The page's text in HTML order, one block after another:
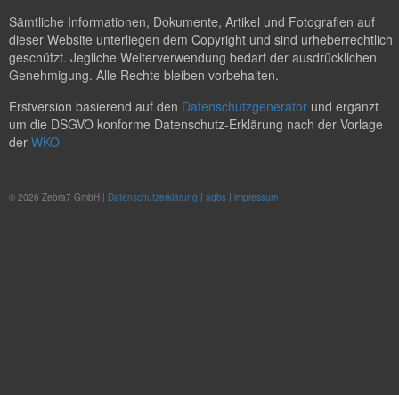
Sämtliche Informationen, Dokumente, Artikel und Fotografien auf
dieser Website unterliegen dem Copyright und sind urheberrechtlich
geschützt. Jegliche Weiterverwendung bedarf der ausdrücklichen
Genehmigung. Alle Rechte bleiben vorbehalten.
Erstversion basierend auf den Datenschutzgenerator und ergänzt
um die DSGVO konforme Datenschutz-Erklärung nach der Vorlage
der WKO
© 2026 Zebra7 GmbH | Datenschutzerklärung | agbs | impressum